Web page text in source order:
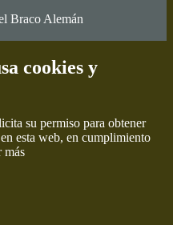
Braco Alemán
cookies y
su permiso para obtener
esta web, en cumplimiento
más